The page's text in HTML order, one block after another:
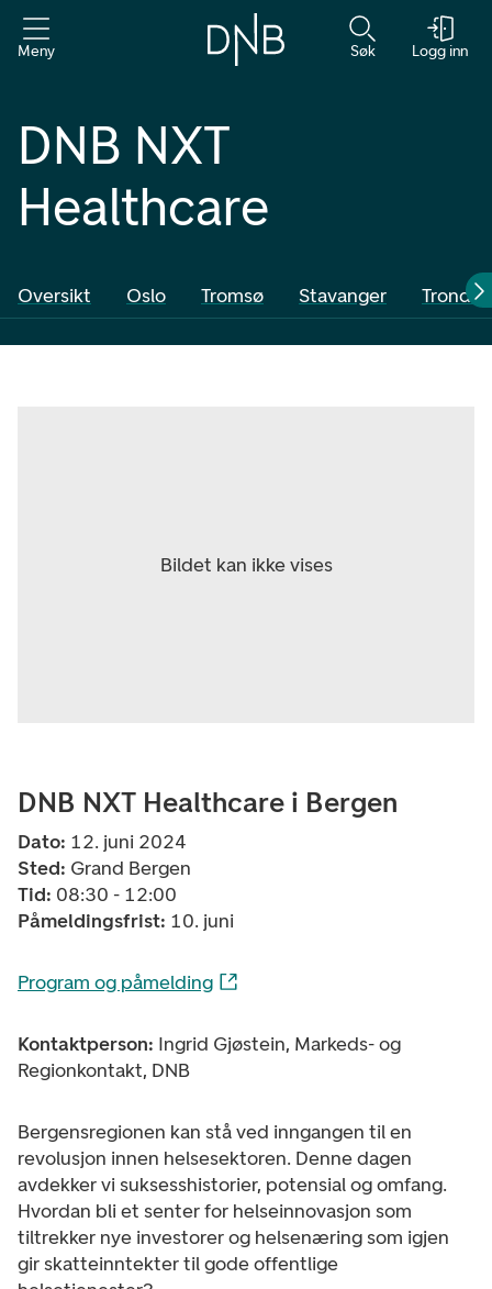
Meny Søk Logg inn
DNB NXT
Healthcare
Oversikt Oslo Tromsø Stavanger
DNB NXT Healthcare i Bergen
Dato: 12. juni 2024
Sted: Grand Bergen
Tid: 08:30 - 12:00
Påmeldingsfrist: 10. juni
Program og påmelding
Kontaktperson: Ingrid Gjøstein, Markeds- og
Regionkontakt, DNB
Bergensregionen kan stå ved inngangen til en
revolusjon innen helsesektoren. Denne dagen
avdekker vi suksesshistorier, potensial og omfang.
Hvordan bli et senter for helseinnovasjon som
tiltrekker nye investorer og helsenæring som igjen
gir skatteinntekter til gode offentlige